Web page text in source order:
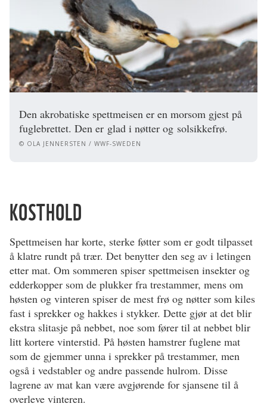
Den akrobatiske spettmeisen er en morsom gjest på
fuglebrettet. Den er glad i nøtter og solsikkefrø.
© OLA JENNERSTEN / WWF-SWEDEN
KOSTHOLD
Spettmeisen har korte, sterke føtter som er godt tilpasset
å klatre rundt på trær. Det benytter den seg av i letingen
etter mat. Om sommeren spiser spettmeisen insekter og
edderkopper som de plukker fra trestammer, mens om
høsten og vinteren spiser de mest frø og nøtter som kiles
fast i sprekker og hakkes i stykker. Dette gjør at det blir
ekstra slitasje på nebbet, noe som fører til at nebbet blir
litt kortere vinterstid. På høsten hamstrer fuglene mat
som de gjemmer unna i sprekker på trestammer, men
også i vedstabler og andre passende hulrom. Disse
lagrene av mat kan være avgjørende for sjansene til å
overleve vinteren.